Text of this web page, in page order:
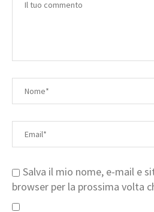
Salva il mio nome, e-mail e
browser per la prossima volta